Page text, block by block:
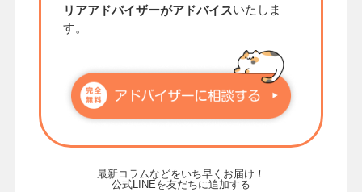
リアアドバイザーがアドバイスいたしま
す。
最新コラムなどをいち早くお届け！
公式LINEを友だちに追加する